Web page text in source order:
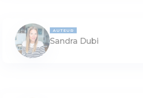
AUTEUR
Sandra Dubi